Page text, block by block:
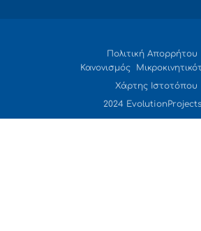
Πολιτική Απορρήτου
Κανονισμός
Χάρτης Ιστοτόπου
2024 EvolutionProjects